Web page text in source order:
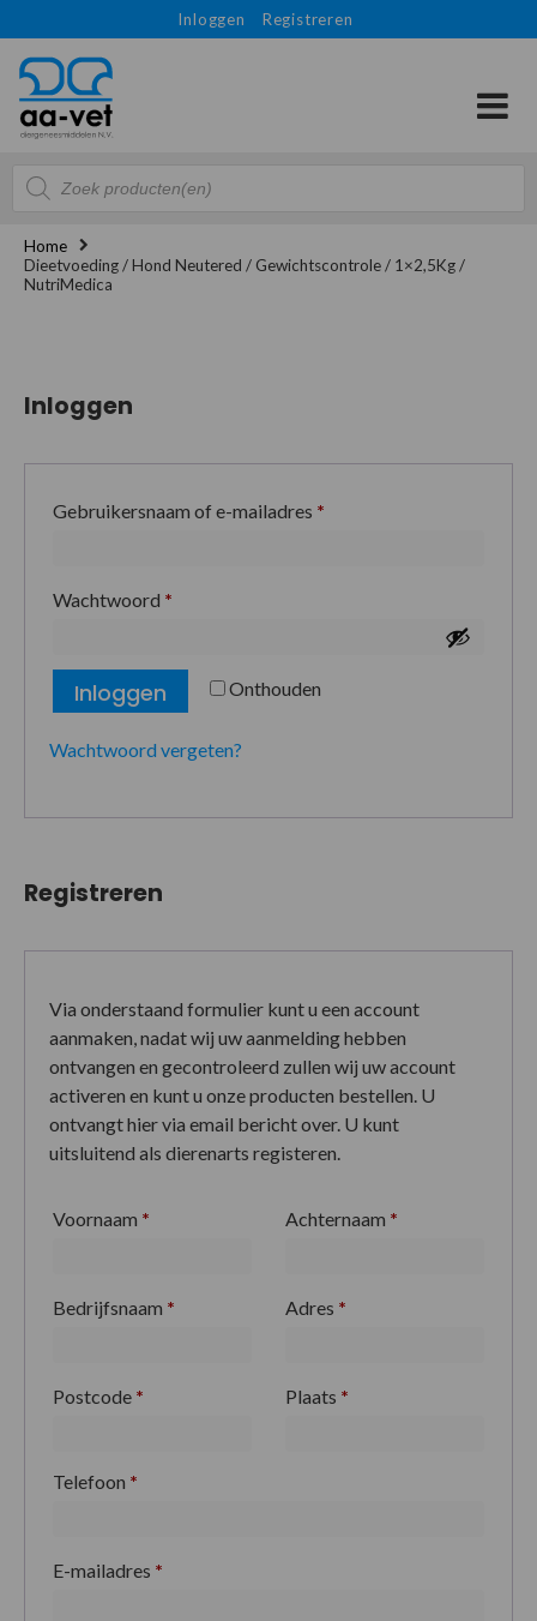
Inloggen Registreren
Producten
zoeken
Home
Dieetvoeding / Hond Neutered / Gewichtscontrole / 1×2,5Kg /
NutriMedica
Inloggen
Gebruikersnaam of e-mailadres *
Wachtwoord *
Onthouden
Inloggen
Wachtwoord vergeten?
Registreren
Via onderstaand formulier kunt u een account
aanmaken, nadat wij uw aanmelding hebben
ontvangen en gecontroleerd zullen wij uw account
activeren en kunt u onze producten bestellen. U
ontvangt hier via email bericht over. U kunt
uitsluitend als dierenarts registeren.
Voornaam * Achternaam *
Bedrijfsnaam * Adres *
Postcode * Plaats *
Telefoon *
E-mailadres *